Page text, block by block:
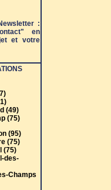
:
en
et votre
(49)
(75)
(95)
(75)
(75)
des-
Champs